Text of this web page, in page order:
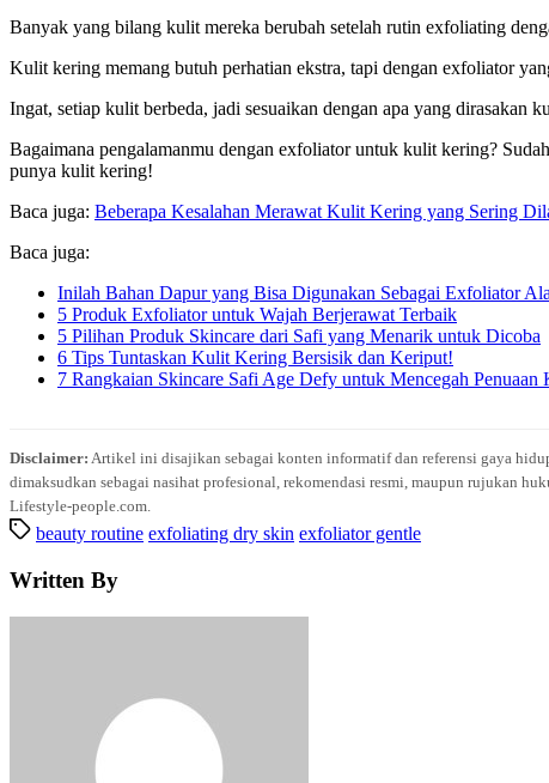
Banyak yang bilang kulit mereka berubah setelah rutin exfoliating
Kulit kering memang butuh perhatian ekstra, tapi dengan exfoliator
Ingat, setiap kulit berbeda, jadi sesuaikan dengan apa yang dirasakan
Bagaimana pengalamanmu dengan exfoliator untuk kulit kering?
punya kulit kering!
Baca juga: Beberapa Kesalahan Merawat Kulit Kering yang Sering
Baca juga:
Inilah Bahan Dapur yang Bisa Digunakan Sebagai Exfoliator
5 Produk Exfoliator untuk Wajah Berjerawat Terbaik
5 Pilihan Produk Skincare dari Safi yang Menarik untuk Dicoba
6 Tips Tuntaskan Kulit Kering Bersisik dan Keriput!
7 Rangkaian Skincare Safi Age Defy untuk Mencegah Penuaan
Disclaimer: Artikel ini disajikan sebagai konten informatif dan referensi gaya
dimaksudkan sebagai nasihat profesional, rekomendasi resmi, maupun rujukan
Lifestyle-people.com.
beauty routine exfoliating dry skin exfoliator gentle
Written By